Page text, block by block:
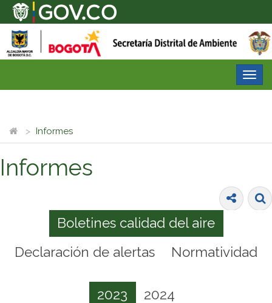
Informes
Informes
Boletines calidad del aire
Declaración de alertas
Normatividad
2023 2024